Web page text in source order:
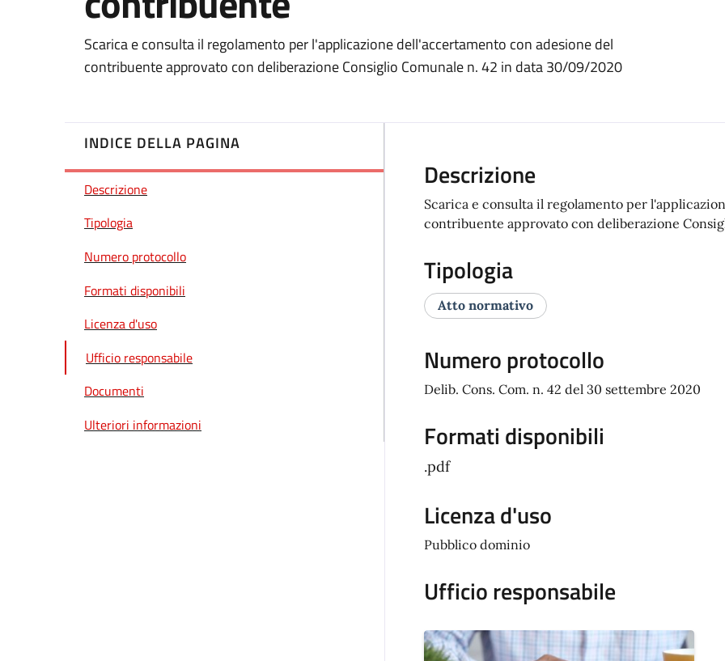
Scarica e consulta il regolamento per l'applicazione dell'accertamento con adesione del
contribuente approvato con deliberazione Consiglio Comunale n. 42 in data 30/09/2020
INDICE DELLA PAGINA
Descrizione
Tipologia
Numero protocollo
Formati disponibili
Licenza d'uso
Ufficio responsabile
Documenti
Ulteriori informazioni
Descrizione
Scarica e consulta il regolamento per
contribuente approvato con deliberazione
Tipologia
Atto normativo
Numero protocollo
Delib. Cons. Com. n. 42 del 30 settembre 2020
Formati disponibili
.pdf
Licenza d'uso
Pubblico dominio
Ufficio responsabile